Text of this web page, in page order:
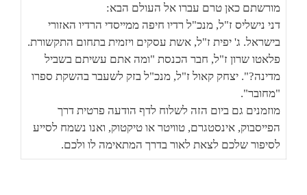
מורשתם כאן טרם עברו אל העולם הבא:
דני נישליס ז"ל, מנכ"ל רדיו חיפה ממייסדי הרדיו האזורי
בישראל. ג' יפית ז"ל, אשת עסקים ויזמית בתחום התקשורת.
פלאטו שרון ז"ל, חבר הכנסת "ומה אתם עשיתם בשביל
מדינה?". יצחק קאול ז"ל, מנכ"ל בזק לשעבר בהשקת ספרו
"מחובר".
מוזמנים גם ביום הזה לשלוח לדף הודעה פרטית דרך
הפייסבוק, אינסטגרם, טוויטר או טיקטוק, ואנו נשמח לסייע
לסיפור שלכם לצאת לאור בדרך המתאימה לו ולכם.